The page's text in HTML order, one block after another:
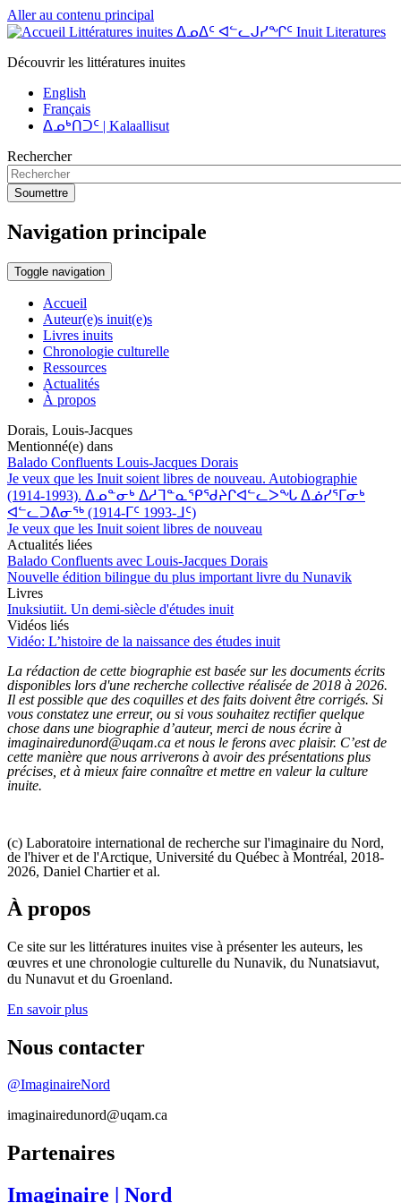
Aller au contenu principal
Littératures inuites ᐃᓄᐃᑦ ᐊᓪᓚᒍᓯᖏᑦ Inuit Literatures
Découvrir les littératures inuites
English
Français
ᐃᓄᒃᑎᑐᑦ | Kalaallisut
Rechercher
Soumettre
Navigation principale
Toggle navigation
Accueil
Auteur(e)s inuit(e)s
Livres inuits
Chronologie culturelle
Ressources
Actualités
À propos
Dorais, Louis-Jacques
Mentionné(e) dans
Balado Confluents Louis-Jacques Dorais
Je veux que les Inuit soient libres de nouveau. Autobiographie
(1914-1993). ᐃᓄᓐᓂᒃ ᐃᓱᒣᓐᓇᕿᖁᔨᒋᐊᓪᓚᐳᖓ ᐃᓅᓯᕐᒥᓂᒃ
ᐊᓪᓚᑐᕕᓂᖅ (1914-ᒥᑦ 1993-ᒧᑦ)
Je veux que les Inuit soient libres de nouveau
Actualités liées
Balado Confluents avec Louis-Jacques Dorais
Nouvelle édition bilingue du plus important livre du Nunavik
Livres
Inuksiutiit. Un demi-siècle d'études inuit
Vidéos liés
Vidéo: L’histoire de la naissance des études inuit
La rédaction de cette biographie est basée sur les documents écrits
disponibles lors d'une recherche collective réalisée de 2018 à 2026.
Il est possible que des coquilles et des faits doivent être corrigés. Si
vous constatez une erreur, ou si vous souhaitez rectifier quelque
chose dans une biographie d’auteur, merci de nous écrire à
imaginairedunord@uqam.ca et nous le ferons avec plaisir. C’est de
cette manière que nous arriverons à avoir des présentations plus
précises, et à mieux faire connaître et mettre en valeur la culture
inuite.
(c) Laboratoire international de recherche sur l'imaginaire du Nord,
de l'hiver et de l'Arctique, Université du Québec à Montréal, 2018-
2026, Daniel Chartier et al.
À propos
Ce site sur les littératures inuites vise à présenter les auteurs, les
œuvres et une chronologie culturelle du Nunavik, du Nunatsiavut,
du Nunavut et du Groenland.
En savoir plus
Nous contacter
@ImaginaireNord
imaginairedunord@uqam.ca
Partenaires
Imaginaire
| Nord